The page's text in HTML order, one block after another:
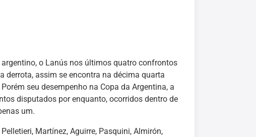
o Lanús nos últimos quatro confrontos
derrota, assim se encontra na décima quarta
seu desempenho na Copa da Argentina, a
disputados por enquanto, ocorridos dentro de
um.
Martínez, Aguirre, Pasquini, Almirón,